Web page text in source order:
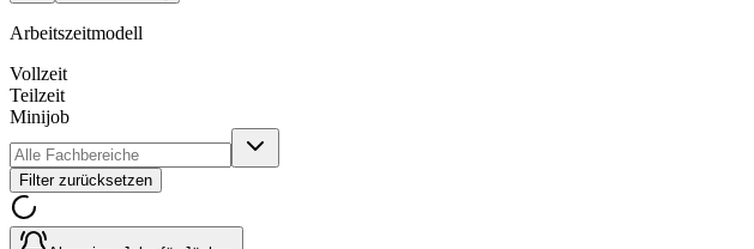
Arbeitszeitmodell
Vollzeit
Teilzeit
Minijob
Filter zurücksetzen